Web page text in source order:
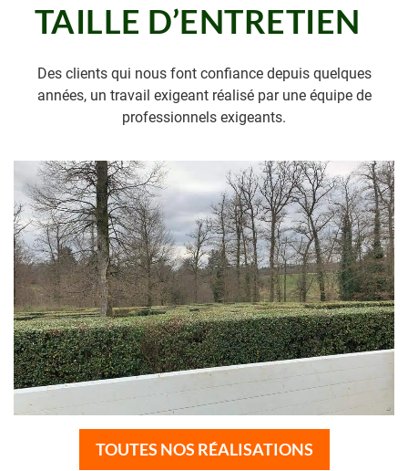
TAILLE D’ENTRETIEN
Des clients qui nous font confiance depuis quelques
années, un travail exigeant réalisé par une équipe de
professionnels exigeants.
TOUTES NOS RÉALISATIONS